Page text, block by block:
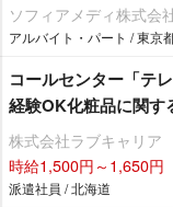
ソフィアメディ株式会
アルバイト・パート / 東京
コールセンター「テ
経験OK化粧品に関す
株式会社ラブキャリア
時給1,500円～1,650円
派遣社員 / 北海道